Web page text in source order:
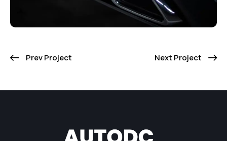
Prev Project Next Project